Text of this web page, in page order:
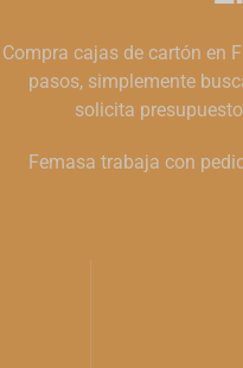
Compra cajas de cartón en
pasos, simplemente
solicita
Femasa trabaja con